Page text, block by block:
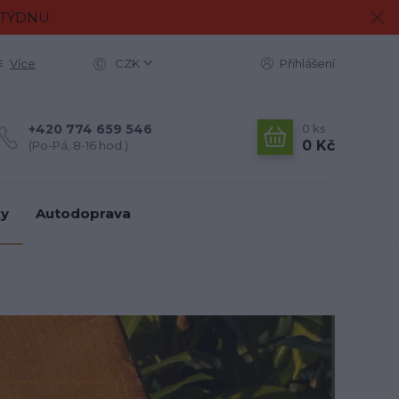
Více CZK Přihlášení
+420 774 659 546
(Po-Pá, 8-16 hod.)
0 ks
0 Kč
Autodoprava